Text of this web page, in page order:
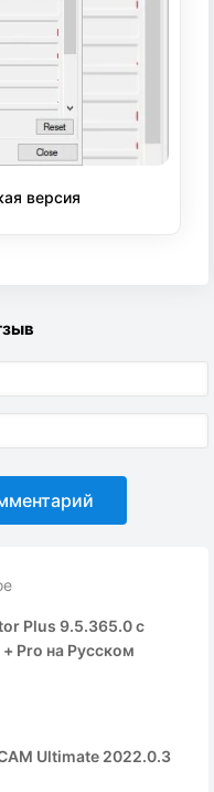
Plus 9.5.365.0 с
Pro на Русском
Ultimate 2022.0.3
версия